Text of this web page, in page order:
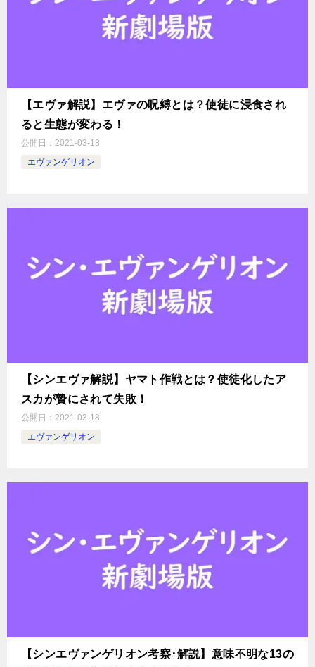
【エヴァ解説】エヴァの呪縛とは？使徒に浸食され
ると生態が変わる！
公開日： 2021-03-18
エヴァンゲリオン
【シンエヴァ解説】ヤマト作戦とは？使徒化したア
スカが贄にされて失敗！
公開日： 2021-03-18
エヴァンゲリオン
【シンエヴァンゲリオン考察･解説】意味不明な13の